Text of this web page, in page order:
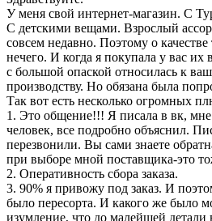
У меня свой интернет-магазин. С
С детскими вещами. Взрослый
совсем недавно. Поэтому о
нечего. И когда я покупала у вас
с большой опаской относилась к
производству. Но обязана была
Так вот есть несколько огромных
1. Это общение!!! Я писала в вк, мне
человек, все подробно объяснил.
перезвонили. Вы сами знаете
при выборе мной поставщика-это
2. Оперативность сбора заказа.
3. 90% я привожу под заказ. И
было пересорта. И какого же было
изумление, что до малейшей детали